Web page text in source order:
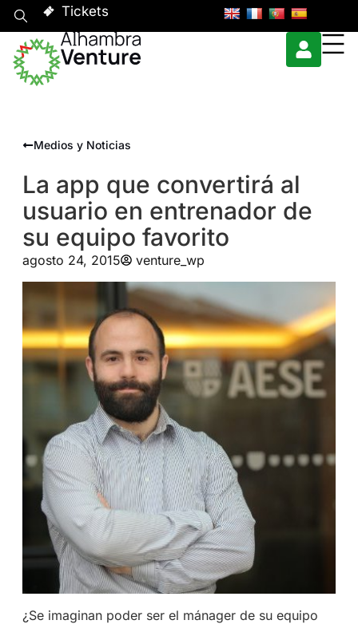
Tickets
Medios y Noticias
La app que convertirá al
usuario en entrenador de
su equipo favorito
agosto 24, 2015 venture_wp
¿Se imaginan poder ser el mánager de su equipo